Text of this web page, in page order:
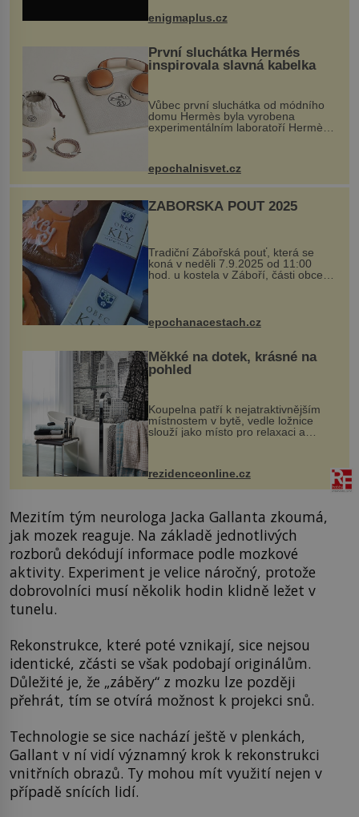
...
enigmaplus.cz
První sluchátka Hermés
inspirovala slavná kabelka
Vůbec první sluchátka od módního
domu Hermès byla vyrobena
experimentálním laboratoří Hermès
kovový...
epochalnisvet.cz
ZÁBOŘSKÁ POUŤ 2025
Tradiční Zábořská pouť, která se
koná v neděli 7.9.2025 od 11:00
hod. u kostela v Záboří, části obce
Kly u Mělníka. V programu naleznete
komentovanou prohlídku kostela,
epochanacestach.cz
Měkké na dotek, krásné na
pohled
Koupelna patří k nejatraktivnějším
místnostem v bytě, vedle ložnice
slouží jako místo pro relaxaci a
odpočinek. Koupelnový textil –
ručníky, osušky a koberečky –
mohou jako mávnutím kouzelného
proutku...
rezidenceonline.cz
Mezitím tým neurologa Jacka Gallanta zkoumá,
jak mozek reaguje. Na základě jednotlivých
rozborů dekódují informace podle mozkové
aktivity. Experiment je velice náročný, protože
dobrovolníci musí několik hodin klidně ležet v
tunelu.
Rekonstrukce, které poté vznikají, sice nejsou
identické, zčásti se však podobají originálům.
Důležité je, že „záběry“ z mozku lze později
přehrát, tím se otvírá možnost k projekci snů.
Technologie se sice nachází ještě v plenkách,
Gallant v ní vidí významný krok k rekonstrukci
vnitřních obrazů. Ty mohou mít využití nejen v
případě snících lidí.